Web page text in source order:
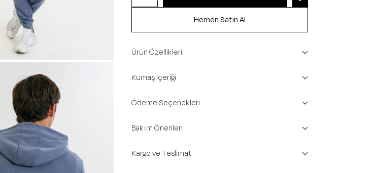
Ürün Özellikleri
Kumaş İçeriği
Ödeme Seçenekleri
Bakım Önerileri
Kargo ve Teslimat